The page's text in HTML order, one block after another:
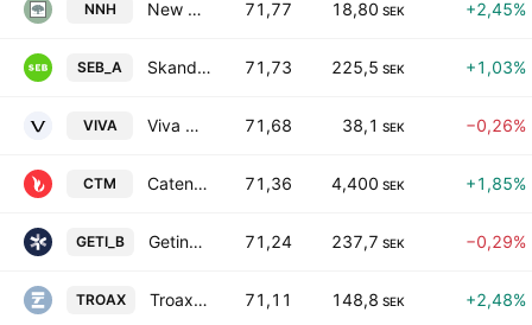
NNH New Nordic Healthbrands AB 71,77 18,80 SEK +2,45%
SEB_A Skandinaviska Enskilda Banken AB Class A 71,73 225,5 SEK +1,03%
VIVA Viva Wine Group AB 71,68 38,1 SEK −0,26%
CTM Catena Media plc 71,36 4,400 SEK +1,85%
GETI_B Getinge AB Class B 71,24 237,7 SEK −0,29%
TROAX Troax Group AB Class A 71,11 148,8 SEK +2,48%